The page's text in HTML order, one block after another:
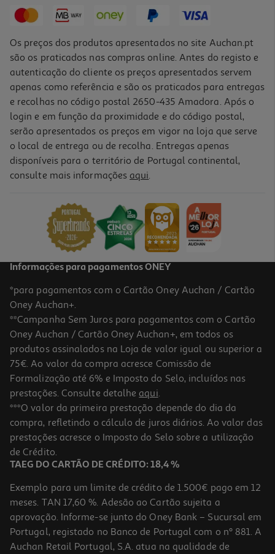
Os preços dos produtos apresentados no site Auchan.pt
são os praticados nas compras online. Antes do registo e
autenticação do cliente os preços apresentados servem
apenas como referência e são os praticados para entregas
e recolhas no código postal 2650-435 Amadora. Após o
login e em função da proximidade e do código postal,
serão apresentados os preços em vigor na loja que serve
o local de entrega ou de recolha. Entregas apenas
disponíveis para o território de Portugal continental,
consulte mais informações aqui.
Informações para pagamentos ONEY
*para pagamentos com o Cartão Oney Auchan / Cartão
Oney Auchan+.
**Campanha Sem Juros para pagamentos com o Cartão
Oney Auchan / Cartão Oney Auchan+, em todos os
produtos assinalados na Loja de valor igual ou superior a
75€. Ao valor da compra acresce Comissão de
Formalização até 6% e Imposto do Selo, incluídos nas
prestações. Consulte detalhe aqui.
***O valor da primeira prestação depende do dia da
compra, refletindo o cálculo de juros diários. Ao valor das
prestações acresce o Imposto do Selo sobre a utilização
de Crédito.
TAEG DO CARTÃO DE CRÉDITO: 18,4 %
Exemplo para um limite de crédito de 1.500€ pago em 12
meses. TAN 17,60 %. Adesão ao Cartão sujeita a
aprovação. Informe-se junto do Oney Bank – Sucursal em
Portugal, registado no Banco de Portugal com o nº 881. A
Auchan Retail Portugal, S.A. atua na qualidade de